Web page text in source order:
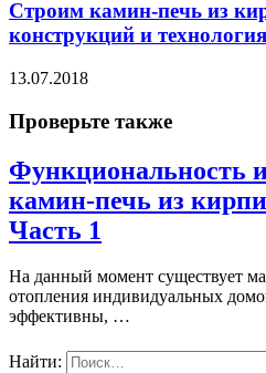
Строим камин-печь из
конструкций и
13.07.2018
Проверьте также
Функциональность
камин-печь из
Часть 1
На данный момент существует
отопления индивидуальных
эффективны, …
Найти: